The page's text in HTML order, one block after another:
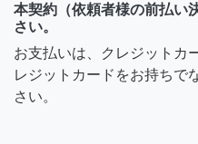
本契約（依頼者様の前払い
さい。
お支払いは、クレジットカ
レジットカードをお持ちで
さい。